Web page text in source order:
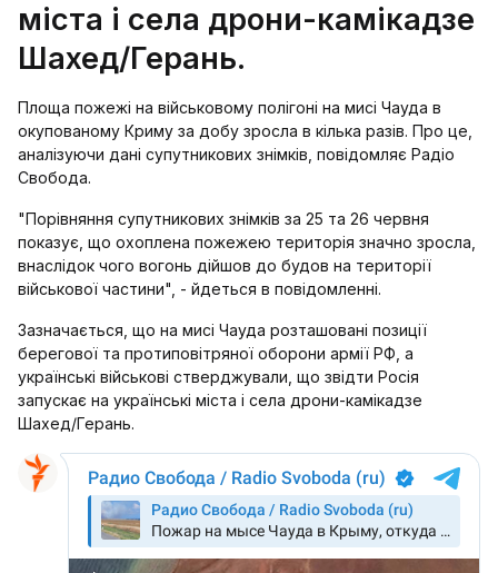
міста і села дрони-камікадзе
Шахед/Герань.
Площа пожежі на військовому полігоні на мисі Чауда в
окупованому Криму за добу зросла в кілька разів. Про це,
аналізуючи дані супутникових знімків, повідомляє Радіо
Свобода.
"Порівняння супутникових знімків за 25 та 26 червня
показує, що охоплена пожежею територія значно зросла,
внаслідок чого вогонь дійшов до будов на території
військової частини", - йдеться в повідомленні.
Зазначається, що на мисі Чауда розташовані позиції
берегової та протиповітряної оборони армії РФ, а
українські військові стверджували, що звідти Росія
запускає на українські міста і села дрони-камікадзе
Шахед/Герань.